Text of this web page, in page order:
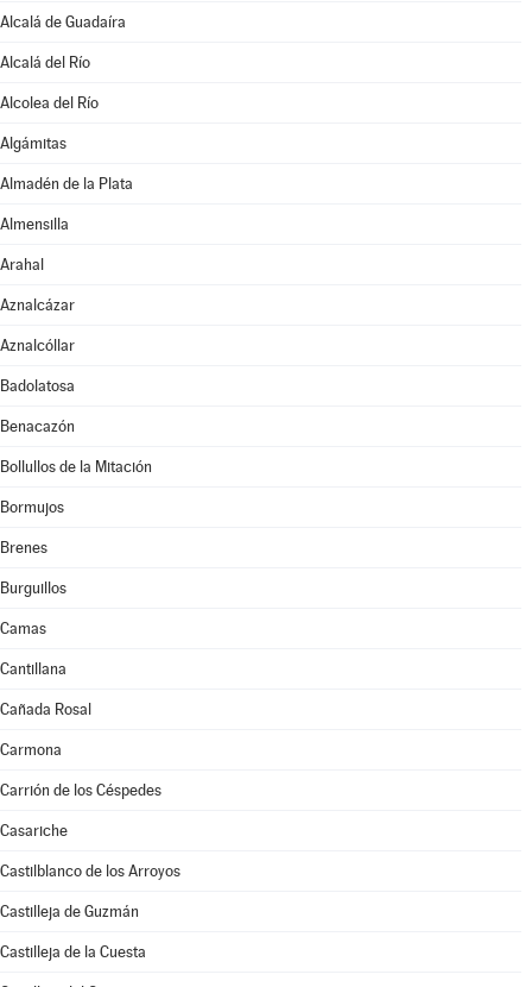
Alcalá de Guadaíra
Alcalá del Río
Alcolea del Río
Algámitas
Almadén de la Plata
Almensilla
Arahal
Aznalcázar
Aznalcóllar
Badolatosa
Benacazón
Bollullos de la Mitación
Bormujos
Brenes
Burguillos
Camas
Cantillana
Cañada Rosal
Carmona
Carrión de los Céspedes
Casariche
Castilblanco de los Arroyos
Castilleja de Guzmán
Castilleja de la Cuesta